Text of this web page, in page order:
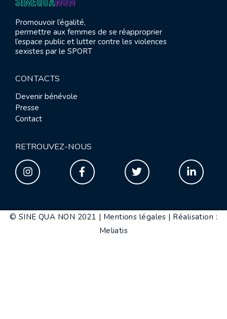
publications
Promouvoir l’égalité,
permettre aux femmes de se réapproprier
l’espace public et lutter contre les violences
sexistes par le SPORT
CONTACTS
Devenir bénévole
Presse
Contact
RETROUVEZ-NOUS
© SINE QUA NON 2021 | Mentions légales | Réalisation :
Meliatis